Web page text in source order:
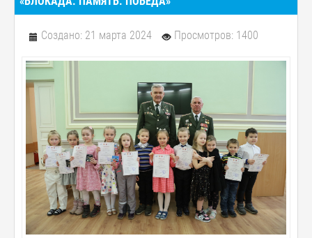
Создано: 21 марта 2024 Просмотров: 1400